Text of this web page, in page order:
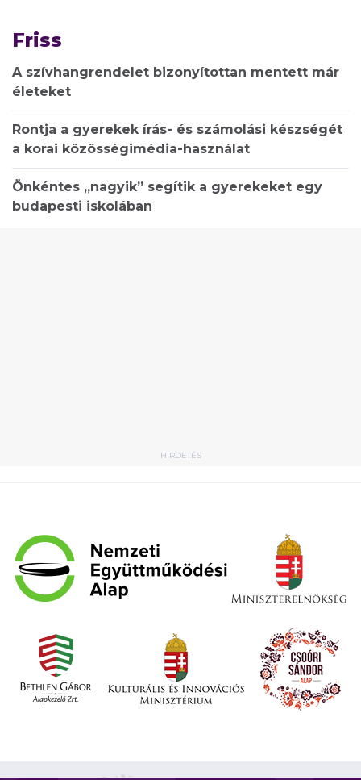
Friss
A szívhangrendelet bizonyítottan mentett már
életeket
Rontja a gyerekek írás- és számolási készségét
a korai közösségimédia-használat
Önkéntes „nagyik” segítik a gyerekeket egy
budapesti iskolában
HIRDETÉS